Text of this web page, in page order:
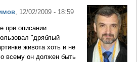
, 12/02/2009 - 18:59
при описании
"дряблый
живота хоть и не
всему он должен быть